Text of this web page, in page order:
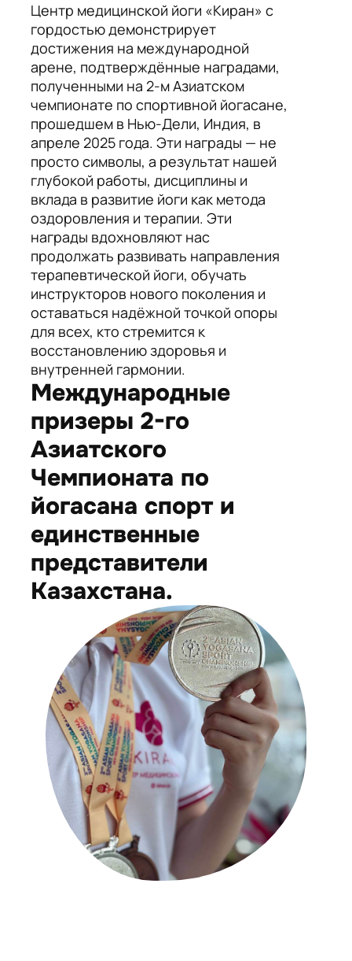
Центр медицинской йоги «Киран» с
гордостью демонстрирует
достижения на международной
арене, подтверждённые наградами,
полученными на 2-м Азиатском
чемпионате по спортивной йогасане,
прошедшем в Нью-Дели, Индия, в
апреле 2025 года. Эти награды — не
просто символы, а результат нашей
глубокой работы, дисциплины и
вклада в развитие йоги как метода
оздоровления и терапии. Эти
награды вдохновляют нас
продолжать развивать направления
терапевтической йоги, обучать
инструкторов нового поколения и
оставаться надёжной точкой опоры
для всех, кто стремится к
восстановлению здоровья и
внутренней гармонии.
Международные
призеры 2-го
Азиатского
Чемпионата по
йогасана спорт и
единственные
представители
Казахстана.